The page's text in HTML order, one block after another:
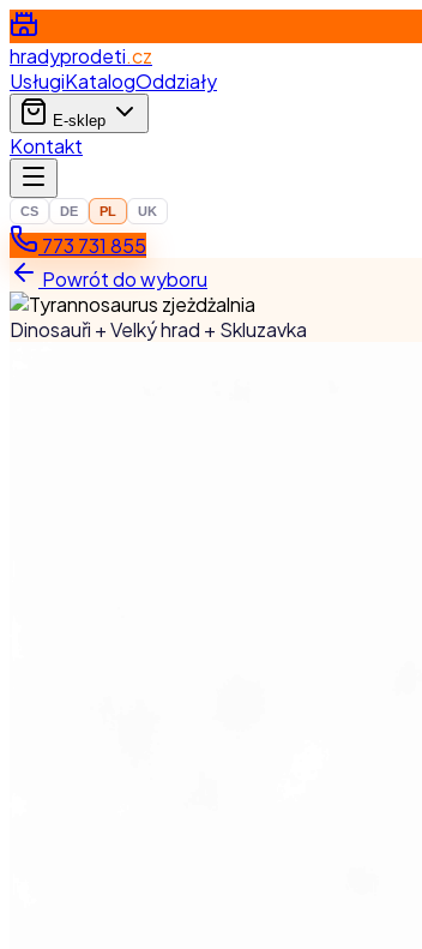
hradyprodeti.cz
UsługiKatalogOddziały
E-sklep
Kontakt
CS DE PL UK
773 731 855
Powrót do wyboru
Dinosauři + Velký hrad + Skluzavka